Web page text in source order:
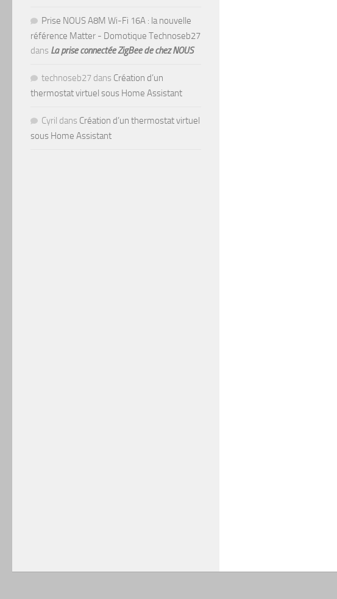
Prise NOUS A8M Wi-Fi 16A : la nouvelle
référence Matter - Domotique Technoseb27
dans La prise connectée ZigBee de chez NOUS
technoseb27 dans Création d’un
thermostat virtuel sous Home Assistant
Cyril dans Création d’un thermostat virtuel
sous Home Assistant